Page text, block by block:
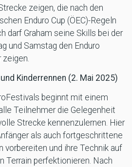
zeigen, die nach den
Enduro Cup (ÖEC)-Regeln
darf Graham seine Skills bei der
und Samstag den Enduro
zeigen.
Kinderrennen (2. Mai 2025)
beginnt mit einem
Teilnehmer die Gelegenheit
Strecke kennenzulernen. Hier
als auch fortgeschrittene
vorbereiten und ihre Technik auf
Terrain perfektionieren. Nach